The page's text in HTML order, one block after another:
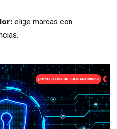
elige marcas con